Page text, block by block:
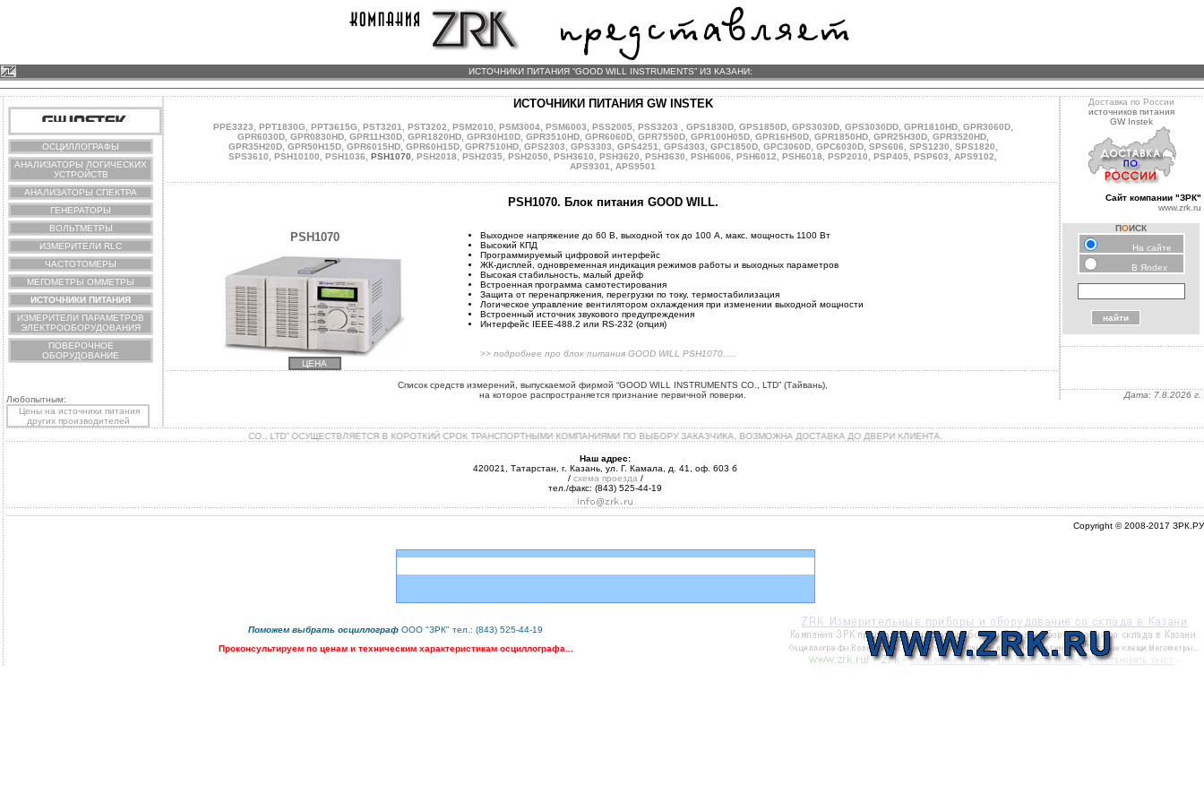
ИСТОЧНИКИ ПИТАНИЯ “GOOD WILL INSTRUMENTS” ИЗ КАЗАНИ:
ОСЦИЛЛОГРАФЫ
АНАЛИЗАТОРЫ ЛОГИЧЕСКИХ
УСТРОЙСТВ
АНАЛИЗАТОРЫ СПЕКТРА
ГЕНЕРАТОРЫ
ВОЛЬТМЕТРЫ
ИЗМЕРИТЕЛИ RLC
ЧАСТОТОМЕРЫ
МЕГОМЕТРЫ ОММЕТРЫ
ИСТОЧНИКИ ПИТАНИЯ
ИЗМЕРИТЕЛИ ПАРАМЕТРОВ
ЭЛЕКТРООБОРУДОВАНИЯ
ПОВЕРОЧНОЕ
ОБОРУДОВАНИЕ
ИСТОЧНИКИ ПИТАНИЯ GW INSTEK
PPE3323, PPT1830G, PPT3615G, PST3201, PST3202, PSM2010, PSM3004, PSM6003, PSS2005, PSS3203 , GPS1830D, GPS1850D, GPS3030D, GPS3030DD, GPR1810HD, GPR3060D,
GPR6030D, GPR0830HD, GPR11H30D, GPR1820HD, GPR30H10D, GPR3510HD, GPR6060D, GPR7550D, GPR100H05D, GPR16H50D, GPR1850HD, GPR25H30D, GPR3520HD,
GPR35H20D, GPR50H15D, GPR6015HD, GPR60H15D, GPR7510HD, GPS2303, GPS3303, GPS4251, GPS4303, GPC1850D, GPC3060D, GPC6030D, SPS606, SPS1230, SPS1820,
SPS3610, PSH10100, PSH1036, PSH1070, PSH2018, PSH2035, PSH2050, PSH3610, PSH3620, PSH3630, PSH6006, PSH6012, PSH6018, PSP2010, PSP405, PSP603, APS9102,
APS9301, APS9501
PSH1070. Блок питания GOOD WILL.
PSH1070
Выходное напряжение до 60 В, выходной ток до 100 А, макс. мощность 1100 Вт
Высокий КПД
Программируемый цифровой интерфейс
ЖК-дисплей, одновременная индикация режимов работы и выходных параметров
Высокая стабильность, малый дрейф
Встроенная программа самотестирования
Защита от перенапряжения, перегрузки по току, термостабилизация
Логическое управление вентилятором охлаждения при изменении выходной мощности
Встроенный источник звукового предупреждения
Интерфейс IEEE-488.2 или RS-232 (опция)
>> подробнее про блок питания GOOD WILL PSH1070.....
ЦЕНА
Список средств измерений, выпускаемой фирмой “GOOD WILL INSTRUMENTS CO., LTD” (Тайвань),
на которое распространяется признание первичной поверки.
Доставка по России
источников питания
GW Instek
Сайт компании "ЗРК"
www.zrk.ru
ПОИСК
На сайте
В Яndex
Дата: 7.8.2026 г.
Любопытным:
Цены на источники питания
других производителей
БЛОКОВ ПИТАНИЯ “GOOD WILL INSTRUMENTS CO., LTD” ОСУЩЕСТВЛЯЕТСЯ В КОРОТКИЙ СРОК ТРАНСПОРТНЫМИ КОМПАНИЯМИ ПО ВЫБОРУ ЗАКАЗЧИКА, ВОЗМОЖНА ДОСТАВКА ДО ДВЕРИ КЛИЕНТА.
Наш адрес:
420021, Татарстан, г. Казань, ул. Г. Камала, д. 41, оф. 603 б
/ схема проезда /
тел./факс: (843) 525-44-19
Copyright © 2008-2017 ЗРК.РУ
Поможемвыбрать осциллограф ООО "ЗРК" тел.: (843) 525-44-19
Проконсультируем по ценам и техническим характеристикам осциллографа...